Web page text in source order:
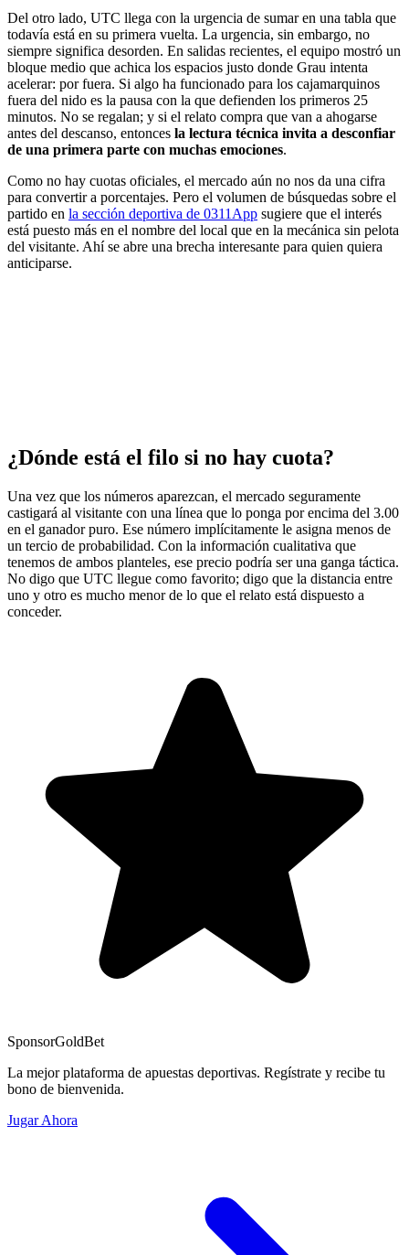
Del otro lado, UTC llega con la urgencia de sumar en una tabla que
todavía está en su primera vuelta. La urgencia, sin embargo, no
siempre significa desorden. En salidas recientes, el equipo mostró un
bloque medio que achica los espacios justo donde Grau intenta
acelerar: por fuera. Si algo ha funcionado para los cajamarquinos
fuera del nido es la pausa con la que defienden los primeros 25
minutos. No se regalan; y si el relato compra que van a ahogarse
antes del descanso, entonces la lectura técnica invita a desconfiar
de una primera parte con muchas emociones.
Como no hay cuotas oficiales, el mercado aún no nos da una cifra
para convertir a porcentajes. Pero el volumen de búsquedas sobre el
partido en la sección deportiva de 0311App sugiere que el interés
está puesto más en el nombre del local que en la mecánica sin pelota
del visitante. Ahí se abre una brecha interesante para quien quiera
anticiparse.
¿Dónde está el filo si no hay cuota?
Una vez que los números aparezcan, el mercado seguramente
castigará al visitante con una línea que lo ponga por encima del 3.00
en el ganador puro. Ese número implícitamente le asigna menos de
un tercio de probabilidad. Con la información cualitativa que
tenemos de ambos planteles, ese precio podría ser una ganga táctica.
No digo que UTC llegue como favorito; digo que la distancia entre
uno y otro es mucho menor de lo que el relato está dispuesto a
conceder.
SponsorGoldBet
La mejor plataforma de apuestas deportivas. Regístrate y recibe tu
bono de bienvenida.
Jugar Ahora